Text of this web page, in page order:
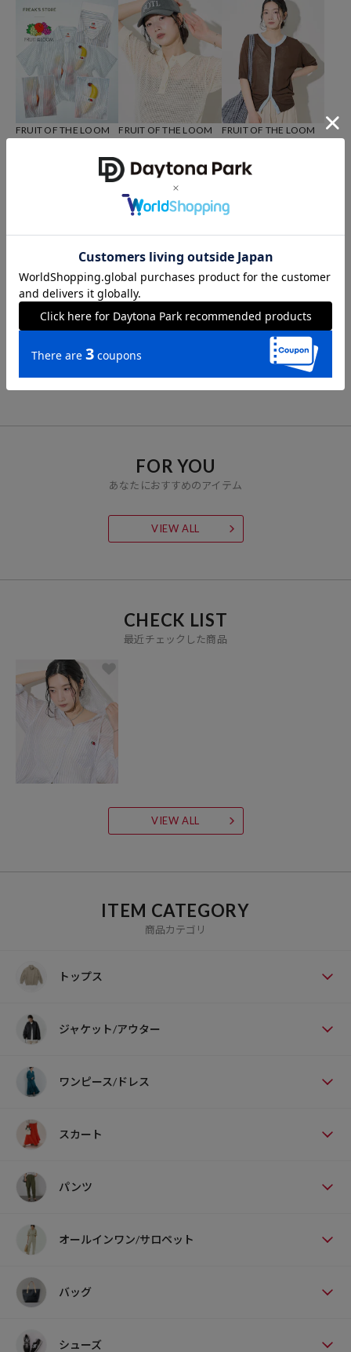
FRUIT OF THE LOOM FRUIT OF THE LOOM
3,427円 51%OFF
FRUIT OF THE LOOM
4,127
FRUIT OF THE LOOM
別注 ワンポイント刺繍 ラ
2,937円 51%OFF
FRUIT OF THE LOOM
別注 トリミングツイルパ
6,657
FRUIT OF THE LOOM
別注 リンガー Tシャツ ワ
31%OFF
FOR YOU
あなたにおすすめのアイテム
VIEW ALL
CHECK LIST
最近チェックした商品
VIEW ALL
ITEM CATEGORY
商品カテゴリ
トップス
ジャケット/アウター
ワンピース/ドレス
スカート
パンツ
オールインワン/サロペット
バッグ
シューズ